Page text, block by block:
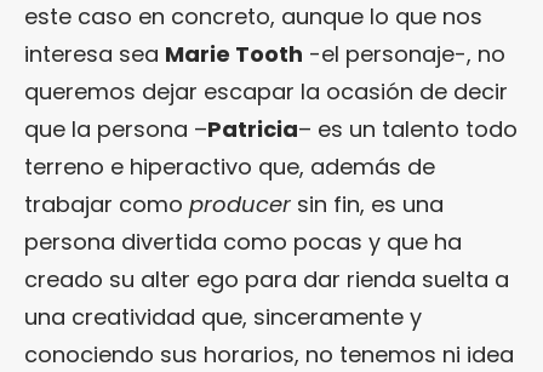
este caso en concreto, aunque lo que nos
interesa sea Marie Tooth -el personaje-, no
queremos dejar escapar la ocasión de decir
que la persona –Patricia– es un talento todo
terreno e hiperactivo que, además de
trabajar como producer sin fin, es una
persona divertida como pocas y que ha
creado su alter ego para dar rienda suelta a
una creatividad que, sinceramente y
conociendo sus horarios, no tenemos ni idea